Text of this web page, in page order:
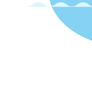
【エントリー方
エントリーシ